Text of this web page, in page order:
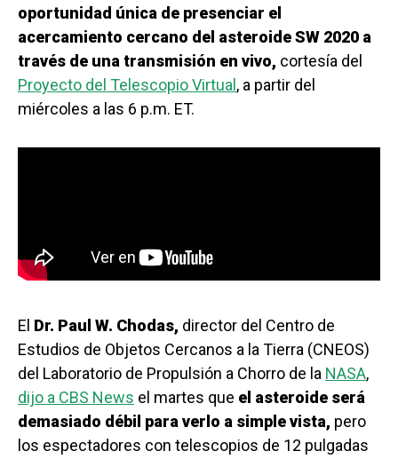
oportunidad única de presenciar el
acercamiento cercano del asteroide SW 2020 a
través de una transmisión en vivo, cortesía del
Proyecto del Telescopio Virtual , a partir del
miércoles a las 6 p.m. ET.
El Dr. Paul W. Chodas, director del Centro de
Estudios de Objetos Cercanos a la Tierra (CNEOS)
del Laboratorio de Propulsión a Chorro de la NASA,
dijo a CBS News el martes que el asteroide será
demasiado débil para verlo a simple vista, pero
los espectadores con telescopios de 12 pulgadas